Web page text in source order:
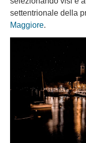
settentrionale della
Maggiore.